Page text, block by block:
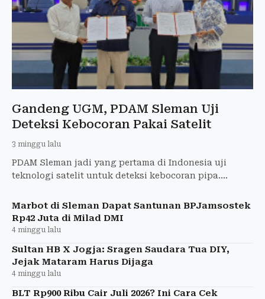
Gandeng UGM, PDAM Sleman Uji
Deteksi Kebocoran Pakai Satelit
3 minggu lalu
PDAM Sleman jadi yang pertama di Indonesia uji
teknologi satelit untuk deteksi kebocoran pipa.
Marbot di Sleman Dapat Santunan BPJamsostek
Rp42 Juta di Milad DMI
4 minggu lalu
Sultan HB X Jogja: Sragen Saudara Tua DIY,
Jejak Mataram Harus Dijaga
4 minggu lalu
BLT Rp900 Ribu Cair Juli 2026? Ini Cara Cek